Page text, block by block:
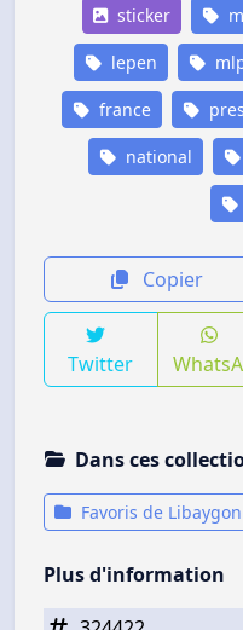
sticker
lepen
france
national
Copier
Twitter
Dans ces
Favoris de Libaygon
Plus d'information